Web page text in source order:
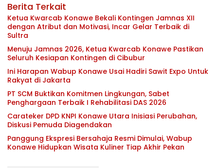
Berita Terkait
Ketua Kwarcab Konawe Bekali Kontingen Jamnas XII
dengan Atribut dan Motivasi, Incar Gelar Terbaik di
Sultra
Menuju Jamnas 2026, Ketua Kwarcab Konawe Pastikan
Seluruh Kesiapan Kontingen di Cibubur
Ini Harapan Wabup Konawe Usai Hadiri Sawit Expo Untuk
Rakyat di Jakarta
PT SCM Buktikan Komitmen Lingkungan, Sabet
Penghargaan Terbaik I Rehabilitasi DAS 2026
Carateker DPD KNPI Konawe Utara Inisiasi Perubahan,
Diskusi Pemuda Diagendakan
Panggung Ekspresi Bersahaja Resmi Dimulai, Wabup
Konawe Hidupkan Wisata Kuliner Tiap Akhir Pekan